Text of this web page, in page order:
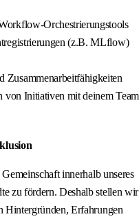
Orchestrierungstools
(z.B. MLflow)
Zusammenarbeitfähigkeiten
von Initiativen mit deinem Team
innerhalb unseres
zu fördern. Deshalb stellen wir
Hintergründen, Erfahrungen